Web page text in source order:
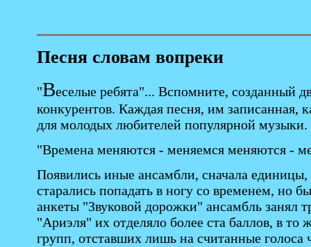
Песня словам вопреки
"Веселые ребята"... Вспомните, созданный
конкурентов. Каждая песня, им записанная,
для молодых любителей популярной музыки.
"Времена меняются - меняемся меняются -
Появились иные ансамбли, сначала
старались попадать в ногу со временем, но
анкеты "Звуковой дорожки" ансамбль занял
"Ариэля" их отделяло более ста баллов, в
групп, отставших лишь на считанные голоса